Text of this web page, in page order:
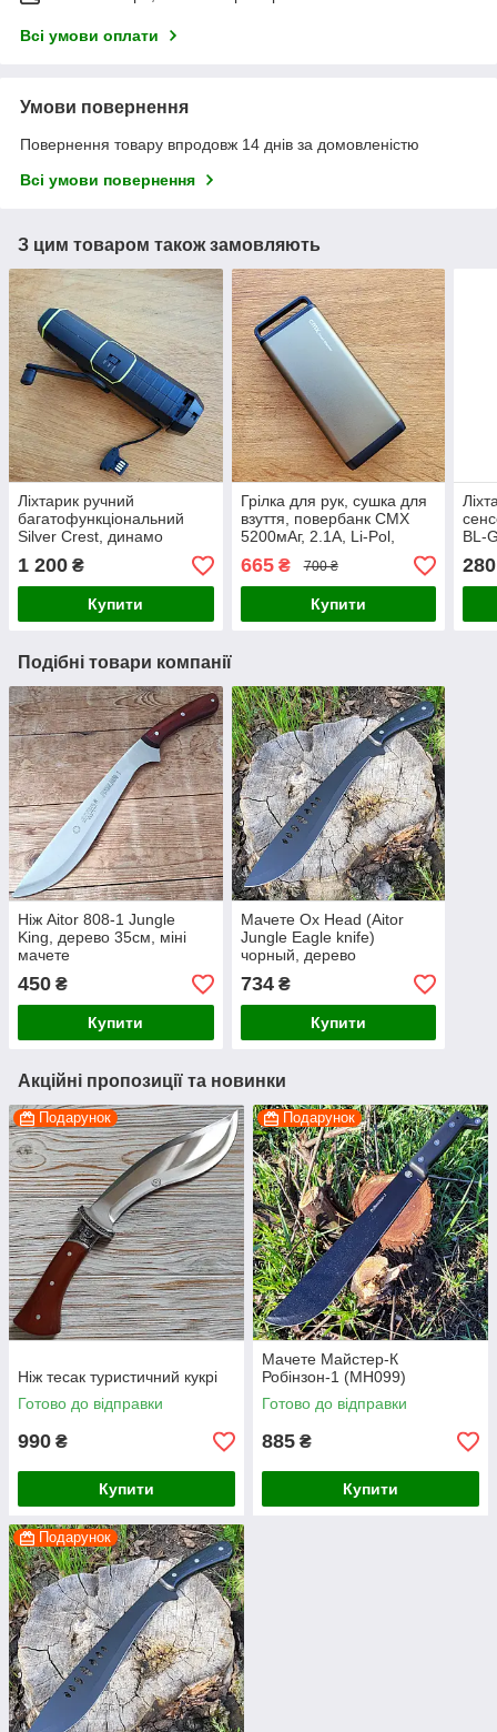
Всі умови оплати
Умови повернення
Повернення товару впродовж 14 днів за домовленістю
Всі умови повернення
З цим товаром також замовляють
Ліхтарик ручний
багатофункціональний
Silver Crest, динамо
генератор радіо, сирена,
USB, Німеччина
1 200 ₴
Купити
Грілка для рук, сушка для
взуття, повербанк CMX
5200мАг, 2.1A, Li-Pol,
мобільна батарея
Німеччина
665₴ 700 ₴
Купити
BL-
USB
280
Подібні товари компанії
Ніж Aitor 808-1 Jungle
King, дерево 35см, міні
мачете
450 ₴
Купити
Мачете Ox Head (Aitor
Jungle Eagle knife)
чорный, дерево
734₴
Купити
Акційні пропозиції та новинки
Подарунок
Ніж тесак туристичний кукрі
Готово до відправки
990 ₴
Купити
Подарунок
Мачете Майстер-К
Робінзон-1 (MH099)
Готово до відправки
885 ₴
Купити
Подарунок